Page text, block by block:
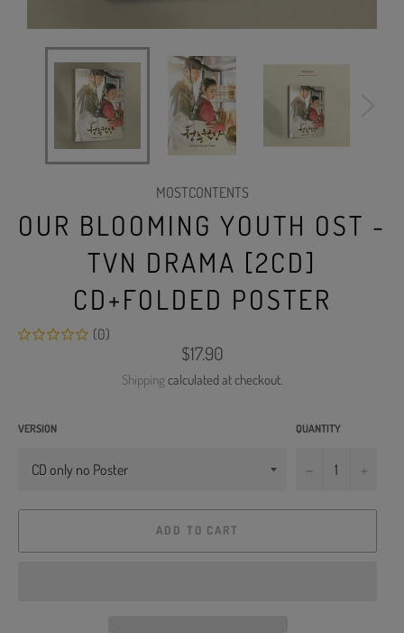
MOSTCONTENTS
OUR BLOOMING YOUTH OST -
TVN DRAMA [2CD]
CD+FOLDED POSTER
(0)
Regular
price
$17.90
Shipping calculated at checkout.
VERSION QUANTITY
−
ADD TO CART